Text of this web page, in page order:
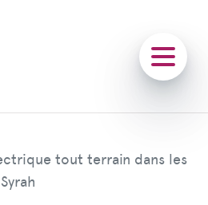
tout terrain dans les